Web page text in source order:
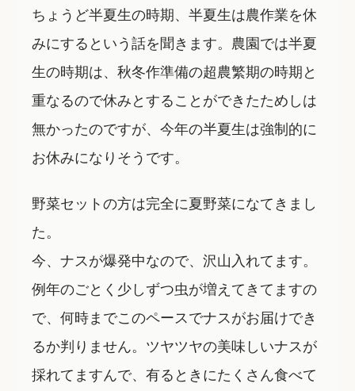
ちょうど半夏生の時期、半夏生は農作業を休
みにするという話を聞きます。農園では半夏
生の時期は、秋冬作準備の超農繁期の時期と
重なるので休みとすることができたためしは
無かったのですが、今年の半夏生は強制的に
お休みになりそうです。
野菜セットの方は完全に夏野菜になてきまし
た。
今、ナスが爆発中なので、沢山入れてます。
例年のごとく少しずつ虫が増えてきてますの
で、何時までこのペースでナスがお届けでき
るか判りません。ツヤツヤの美味しいナスが
採れてますんで、有るときにたくさん食べて